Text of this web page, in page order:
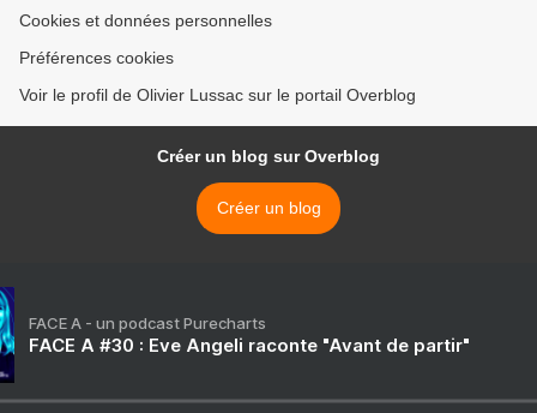
Cookies et données personnelles
Préférences cookies
Voir le profil de Olivier Lussac sur le portail Overblog
Créer un blog sur Overblog
Créer un blog
FACE A - un podcast Purecharts
FACE A #30 : Eve Angeli raconte "Avant de partir"